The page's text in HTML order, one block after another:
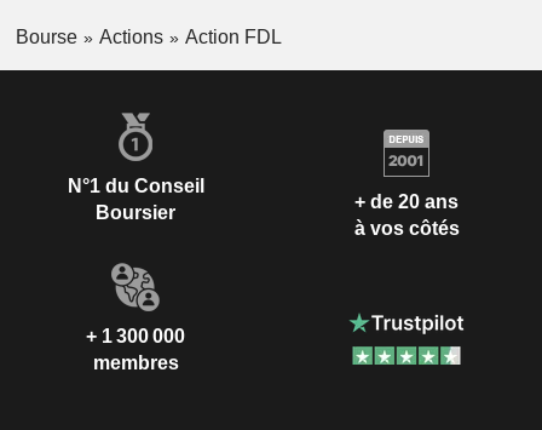
Bourse Actions Action FDL
N°1 du Conseil
Boursier
+ de 20 ans
à vos côtés
+ 1 300 000
membres